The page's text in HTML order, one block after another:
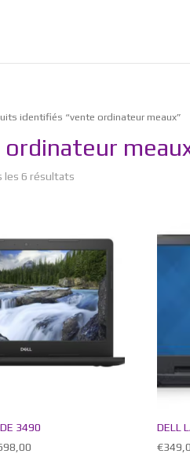
identifiés “vente ordinateur meaux”
les 6 résultats
3490
DELL
€